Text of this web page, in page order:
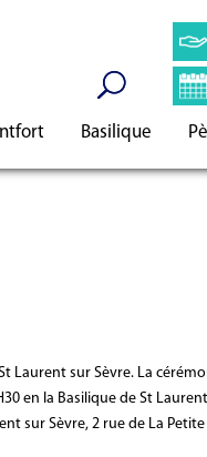
Basilique
Laurent sur Sèvre. La
en la Basilique de St
sur Sèvre, 2 rue de La Petite